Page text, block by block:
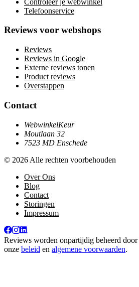
Telefoonservice
Reviews voor webshops
Reviews
Reviews in Google
Externe reviews tonen
Product reviews
Overstappen
Contact
WebwinkelKeur
Moutlaan 32
7523 MD Enschede
© 2026 Alle rechten voorbehouden
Over Ons
Blog
Contact
Storingen
Impressum
Reviews worden onpartijdig beheerd door
onze beleid en algemene voorwaarden.